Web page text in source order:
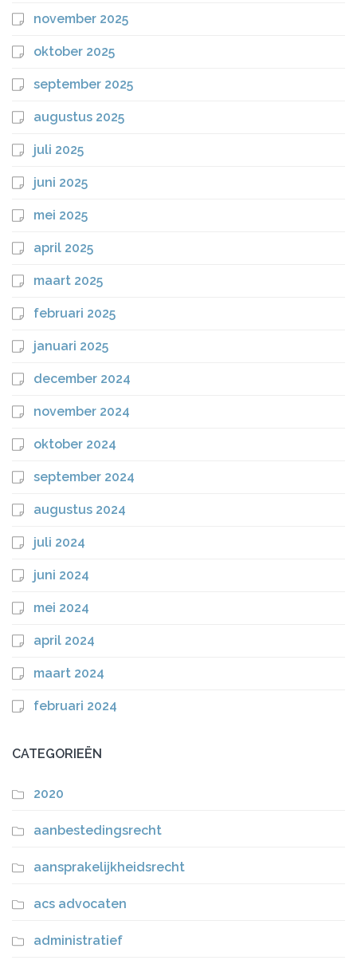
november 2025
oktober 2025
september 2025
augustus 2025
juli 2025
juni 2025
mei 2025
april 2025
maart 2025
februari 2025
januari 2025
december 2024
november 2024
oktober 2024
september 2024
augustus 2024
juli 2024
juni 2024
mei 2024
april 2024
maart 2024
februari 2024
CATEGORIEËN
2020
aanbestedingsrecht
aansprakelijkheidsrecht
acs advocaten
administratief